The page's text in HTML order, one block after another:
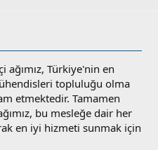
ağımız, Türkiye'nin en
topluluğu olma
etmektedir. Tamamen
bu mesleğe dair her
en iyi hizmeti sunmak için